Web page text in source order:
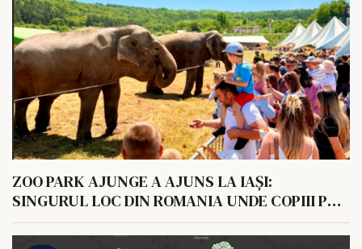
ZOO PARK AJUNGE A AJUNS LA IAȘI:
SINGURUL LOC DIN ROMANIA UNDE COPIII POT
HRANI UN ELEFANT